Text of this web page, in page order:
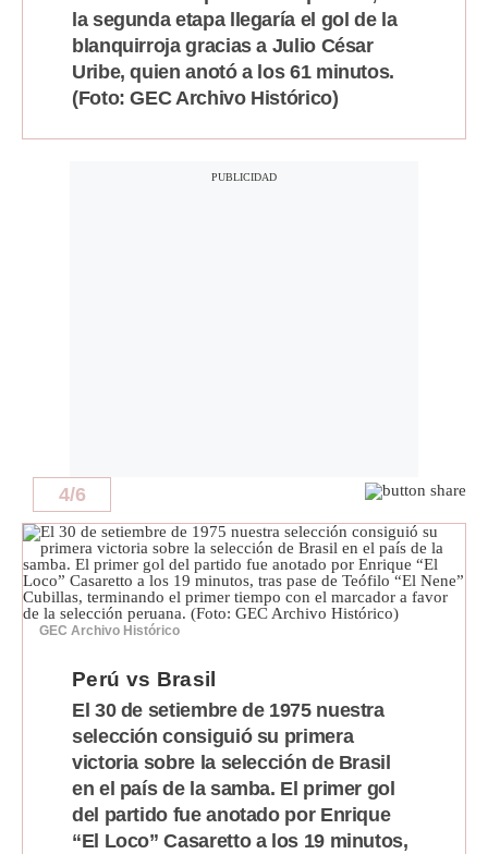
la segunda etapa llegaría el gol de la
blanquirroja gracias a Julio César
Uribe, quien anotó a los 61 minutos.
(Foto: GEC Archivo Histórico)
4/6
GEC Archivo Histórico
Perú vs Brasil
El 30 de setiembre de 1975 nuestra
selección consiguió su primera
victoria sobre la selección de Brasil
en el país de la samba. El primer gol
del partido fue anotado por Enrique
“El Loco” Casaretto a los 19 minutos,